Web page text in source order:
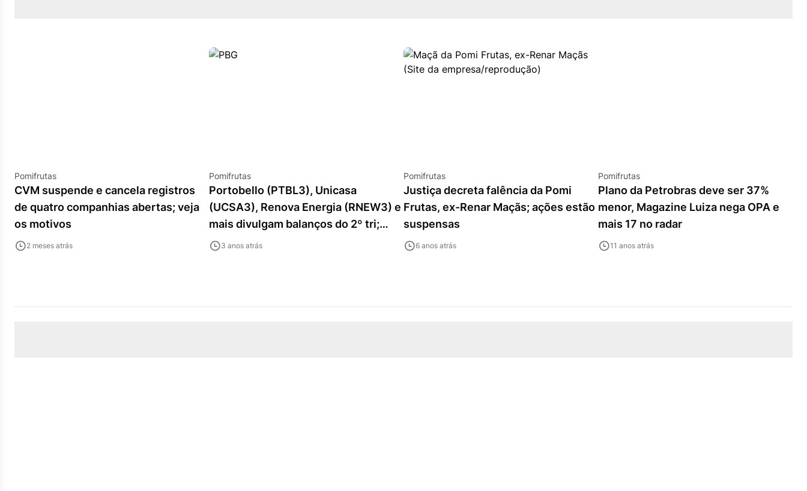
Pomifrutas
CVM suspende e cancela registros
de quatro companhias abertas; veja
os motivos
2 meses atrás
Pomifrutas
Portobello (PTBL3), Unicasa
(UCSA3), Renova Energia (RNEW3) e
mais divulgam balanços do 2º tri;
confira principais números
3 anos atrás
Pomifrutas
Justiça decreta falência da Pomi
Frutas, ex-Renar Maçãs; ações estão
suspensas
6 anos atrás
Pomifrutas
Plano da Petrobras deve ser 37%
menor, Magazine Luiza nega OPA e
mais 17 no radar
11 anos atrás